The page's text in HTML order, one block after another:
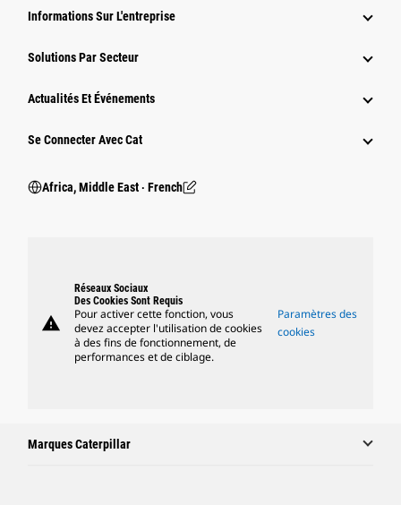
Informations Sur L'entreprise
Solutions Par Secteur
Actualités Et Événements
Se Connecter Avec Cat
Africa, Middle East ‧ French
warning
Réseaux Sociaux
Des Cookies Sont Requis
Pour activer cette fonction, vous
devez accepter l'utilisation de cookies
à des fins de fonctionnement, de
performances et de ciblage.
Paramètres des
cookies
Marques Caterpillar